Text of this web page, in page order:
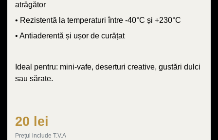
atrăgător
• Rezistentă la temperaturi între -40°C și +230°C
• Antiaderentă și ușor de curățat
Ideal pentru: mini-vafe, deserturi creative, gustări dulci
sau sărate.
20 lei
Prețul include T.V.A